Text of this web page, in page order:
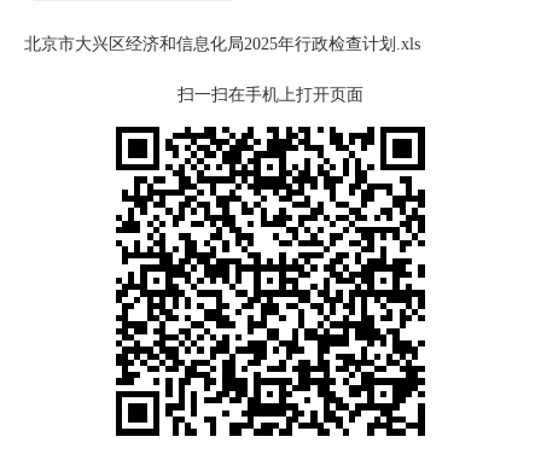
北京市大兴区经济和信息化局2025年行政检查计划.xls
扫一扫在手机上打开页面